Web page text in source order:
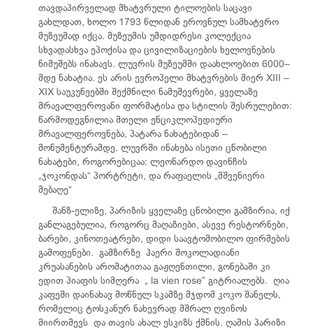
თავდაპირველად მხატვრული ტილოების საცავი
გახლდათ, ხოლო 1793 წლიდან ეროვნულ სამხატვრო
მუზეუმად იქცა. მუზეუმის უმდიდრესი კოლექცია
სხვადასხვა ეპოქისა და ცივილიზაციების ხელოვნების
ნიმუშებს ინახავს. ლუვრის მუზეუმში დაახლოებით 6000–
მდე ნახატია. ეს არის ევროპელი მხატვრების მიერ XIII –
XIX საუკუნეებში შექმნილი ნამუშევრები, ყველაზე
მრავალფეროვანი ფორმატისა და სტილის შესრულებით:
წარმოდეგნილია მთელი ენციკლოპედიური
მრავალფეროვნება, პატარა ნახატებიდან –
მონუმენტურამდე. ლუვრში ინახება ისეთი ცნობილი
ნახატები, როგორებიცაა: ლეონარდო დავინჩის
„ჯოკონდას“ პორტრეტი, და რაფაელის „მშვენიერი
მებაღე“
შანზ-ელიზე, პარიზის ყველაზე ცნობილი გამზირია, იქ
განლაგებულია, როგორც მაღაზიები, ასევე რესტორნები,
ბარები, კინოთეატრები, დიდი საავტომობილო ფირმების
გამოფენები. გამზირზე ჰაერი შოკოლადიანი
კრუასანების არომატითაა გაჟღენთილი, გონებაში კი
ედით პიაფის სიმღერა „ la vien rose” გიტრიალებს. ღია
კაფეში დაინახავ მოწნულ სკამზე მჯდომ კოკო შანელს,
რომელიც ტოსკანურ ნახევრად მშრალ ღვინოს
მიირთმევს და თავის ახალ ესკიზს ქმნის. ღამის პარიზი